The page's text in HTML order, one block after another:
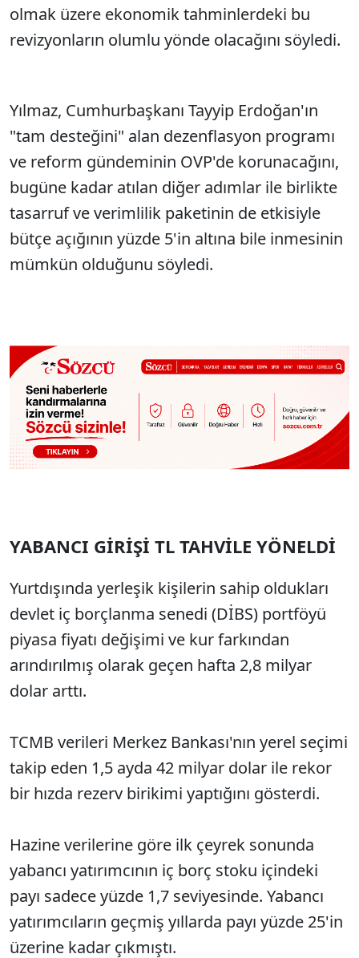
olmak üzere ekonomik tahminlerdeki bu
revizyonların olumlu yönde olacağını söyledi.
Yılmaz, Cumhurbaşkanı Tayyip Erdoğan'ın
"tam desteğini" alan dezenflasyon programı
ve reform gündeminin OVP'de korunacağını,
bugüne kadar atılan diğer adımlar ile birlikte
tasarruf ve verimlilik paketinin de etkisiyle
bütçe açığının yüzde 5'in altına bile inmesinin
mümkün olduğunu söyledi.
YABANCI GİRİŞİ TL TAHVİLE YÖNELDİ
Yurtdışında yerleşik kişilerin sahip oldukları
devlet iç borçlanma senedi (DİBS) portföyü
piyasa fiyatı değişimi ve kur farkından
arındırılmış olarak geçen hafta 2,8 milyar
dolar arttı.
TCMB verileri Merkez Bankası'nın yerel seçimi
takip eden 1,5 ayda 42 milyar dolar ile rekor
bir hızda rezerv birikimi yaptığını gösterdi.
Hazine verilerine göre ilk çeyrek sonunda
yabancı yatırımcının iç borç stoku içindeki
payı sadece yüzde 1,7 seviyesinde. Yabancı
yatırımcıların geçmiş yıllarda payı yüzde 25'in
üzerine kadar çıkmıştı.